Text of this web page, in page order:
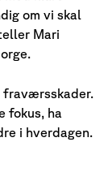
om vi skal
Mari
fraværsskader.
fokus, ha
i hverdagen.